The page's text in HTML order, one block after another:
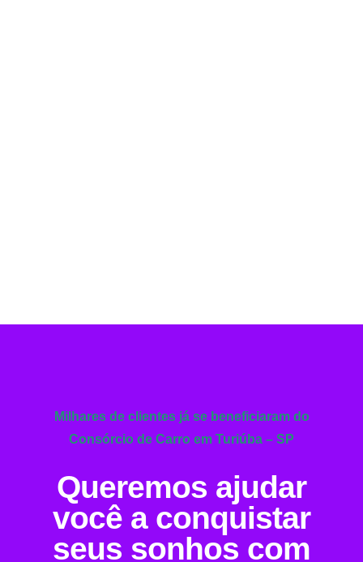
Milhares de clientes já se beneficiaram do
Consórcio de Carro em Turiúba – SP
Queremos ajudar
você a conquistar
seus sonhos com